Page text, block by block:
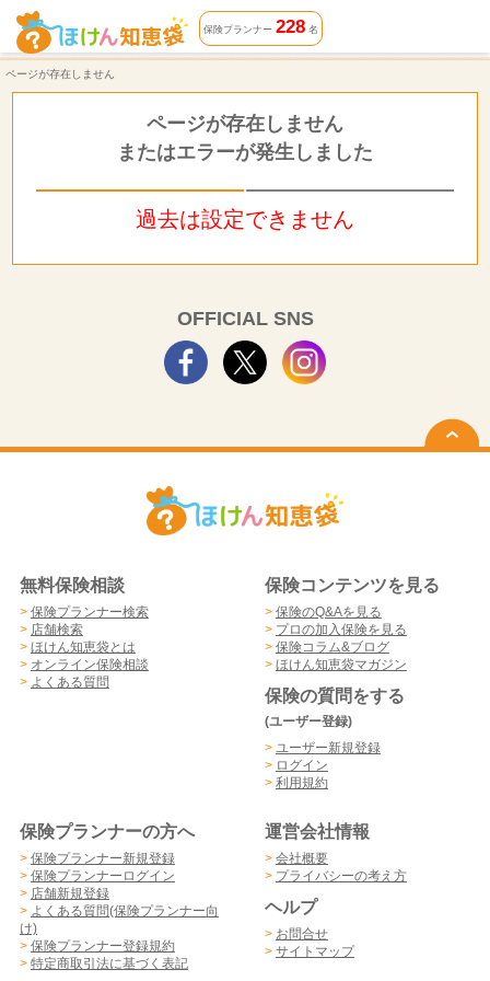
ページが存在しません | ほけん知恵袋
保険プランナー 228名
ページが存在しません
ページが存在しません
またはエラーが発生しました
過去は設定できません
OFFICIAL SNS
無料保険相談
> 保険プランナー検索
> 店舗検索
> ほけん知恵袋とは
> オンライン保険相談
> よくある質問
保険コンテンツを見る
> 保険のQ&Aを見る
> プロの加入保険を見る
> 保険コラム&ブログ
> ほけん知恵袋マガジン
保険の質問をする
(ユーザー登録)
> ユーザー新規登録
> ログイン
> 利用規約
保険プランナーの方へ
> 保険プランナー新規登録
> 保険プランナーログイン
> 店舗新規登録
> よくある質問(保険プランナー向
け)
> 保険プランナー登録規約
> 特定商取引法に基づく表記
運営会社情報
> 会社概要
> プライバシーの考え方
ヘルプ
> お問合せ
> サイトマップ